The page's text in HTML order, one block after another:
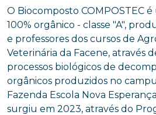
O Biocomposto COMPOSTEC
100% orgânico - classe "A",
e professores dos cursos de
Veterinária da Facene, através
processos biológicos de
orgânicos produzidos no
Fazenda Escola Nova
surgiu em 2023, através do